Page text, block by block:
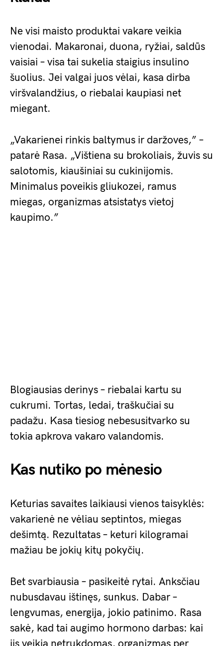
Ne visi maisto produktai vakare veikia
vienodai. Makaronai, duona, ryžiai, saldūs
vaisiai – visa tai sukelia staigius insulino
šuolius. Jei valgai juos vėlai, kasa dirba
viršvalandžius, o riebalai kaupiasi net
miegant.
„Vakarienei rinkis baltymus ir daržoves,” –
patarė Rasa. „Vištiena su brokoliais, žuvis su
salotomis, kiaušiniai su cukinijomis.
Minimalus poveikis gliukozei, ramus
miegas, organizmas atsistatys vietoj
kaupimo.”
Blogiausias derinys – riebalai kartu su
cukrumi. Tortas, ledai, traškučiai su
padažu. Kasa tiesiog nebesusitvarko su
tokia apkrova vakaro valandomis.
Kas nutiko po mėnesio
Keturias savaites laikiausi vienos taisyklės:
vakarienė ne vėliau septintos, miegas
dešimtą. Rezultatas – keturi kilogramai
mažiau be jokių kitų pokyčių.
Bet svarbiausia – pasikeitė rytai. Anksčiau
nubusdavau ištinęs, sunkus. Dabar –
lengvumas, energija, jokio patinimo. Rasa
sakė, kad tai augimo hormono darbas: kai